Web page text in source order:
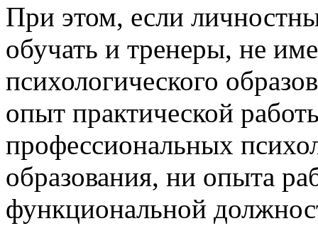
При этом, если
обучать и тренеры, не
психологического
опыт практической
профессиональных
образования, ни опыта
функциональной